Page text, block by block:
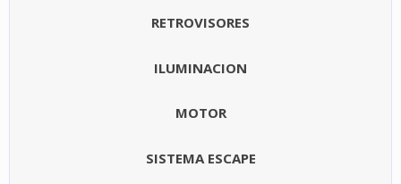
RETROVISORES
ILUMINACION
MOTOR
SISTEMA ESCAPE